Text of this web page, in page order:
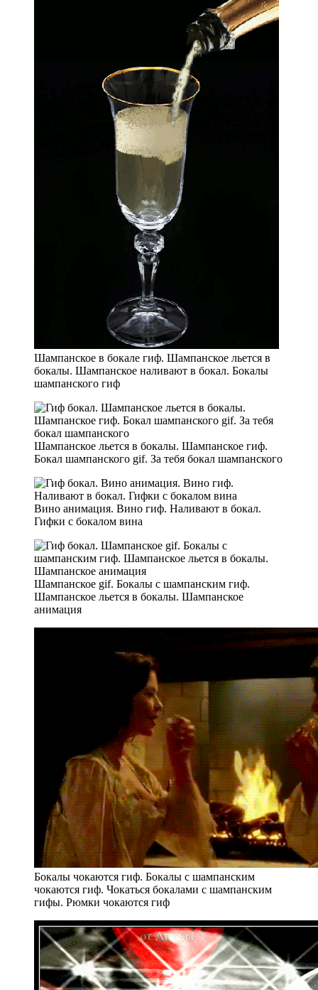
Шампанское в бокале гиф. Шампанское льется в
бокалы. Шампанское наливают в бокал. Бокалы
шампанского гиф
Шампанское льется в бокалы. Шампанское гиф.
Бокал шампанского gif. За тебя бокал шампанского
Вино анимация. Вино гиф. Наливают в бокал.
Гифки с бокалом вина
Шампанское gif. Бокалы с шампанским гиф.
Шампанское льется в бокалы. Шампанское
анимация
Бокалы чокаются гиф. Бокалы с шампанским
чокаются гиф. Чокаться бокалами с шампанским
гифы. Рюмки чокаются гиф